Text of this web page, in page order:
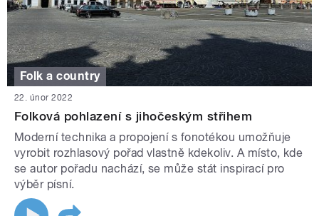
Folk a country
22. únor 2022
Folková pohlazení s jihočeským střihem
Moderní technika a propojení s fonotékou umožňuje
vyrobit rozhlasový pořad vlastně kdekoliv. A místo, kde
se autor pořadu nachází, se může stát inspirací pro
výběr písní.